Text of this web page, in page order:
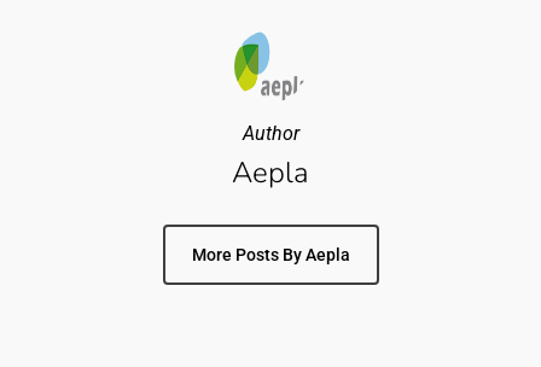
Author
Aepla
More Posts By Aepla